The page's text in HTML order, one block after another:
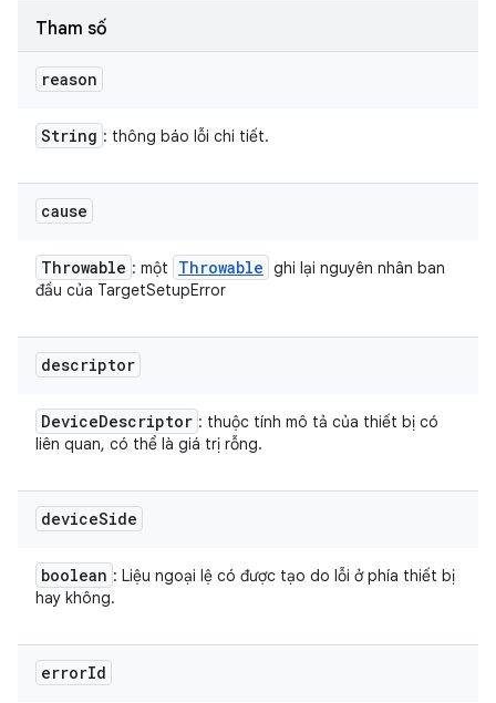
Tham số
reason
String : thông báo lỗi chi tiết.
cause
Throwable : một Throwable ghi lại nguyên nhân ban
đầu của TargetSetupError
descriptor
DeviceDescriptor : thuộc tính mô tả của thiết bị có
liên quan, có thể là giá trị rỗng.
deviceSide
boolean : Liệu ngoại lệ có được tạo do lỗi ở phía thiết bị
hay không.
errorId